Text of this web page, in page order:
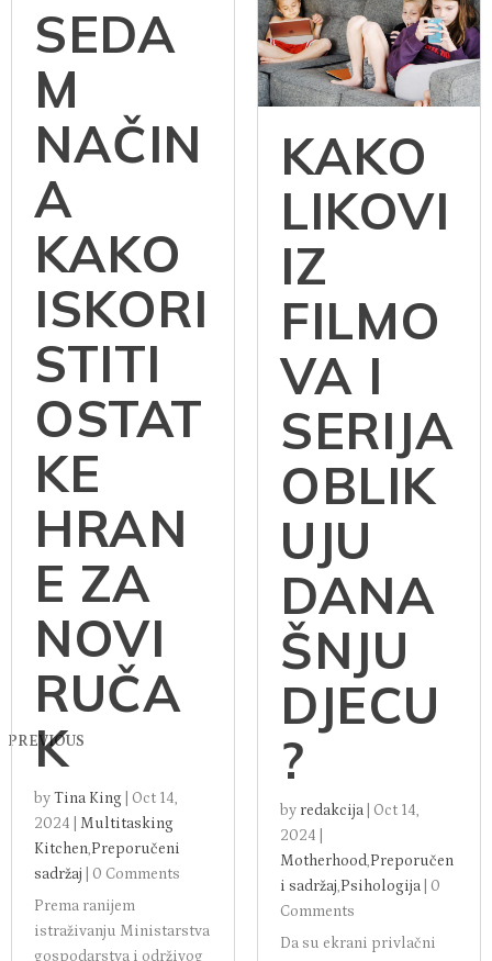
PREVIOUS
SEDA
M
NAČIN
A
KAKO
ISKORI
STITI
OSTAT
KE
HRAN
E ZA
NOVI
RUČA
K
byTina King
Oct 14,
2024
Multitasking
Kitchen,Preporučeni
sadržaj
0 Comments
Prema ranijem
istraživanju Ministarstva
gospodarstva i održivog
KAKO
LIKOVI
IZ
FILMO
VA I
SERIJA
OBLIK
UJU
DANA
ŠNJU
DJECU
?
by redakcija
Oct 14,
2024
Motherhood,Preporučen
i sadržaj,Psihologija
0
Comments
Da su ekrani privlačni